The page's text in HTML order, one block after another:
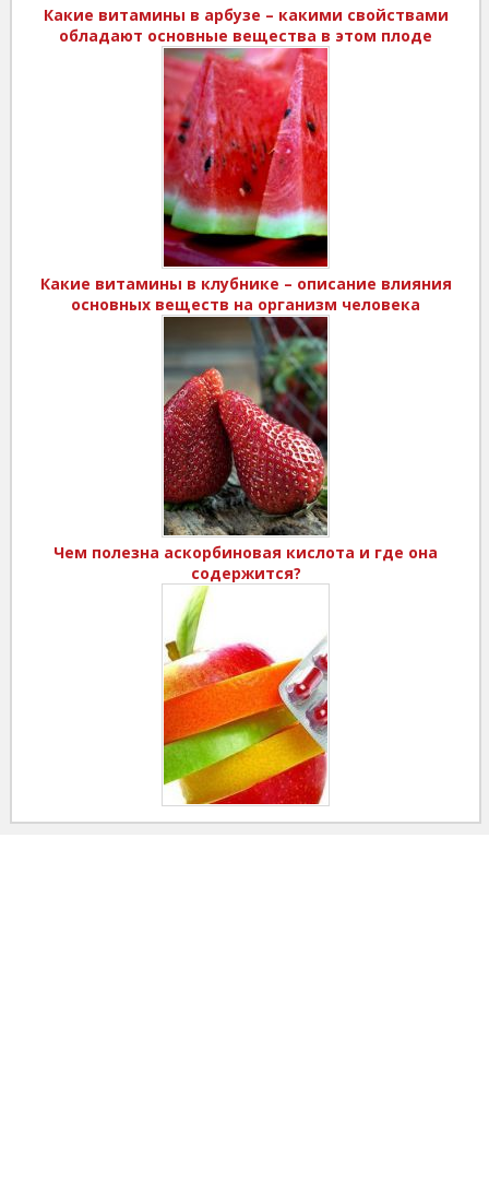
Какие витамины в арбузе – какими свойствами
обладают основные вещества в этом плоде
Какие витамины в клубнике – описание влияния
основных веществ на организм человека
Чем полезна аскорбиновая кислота и где она
содержится?